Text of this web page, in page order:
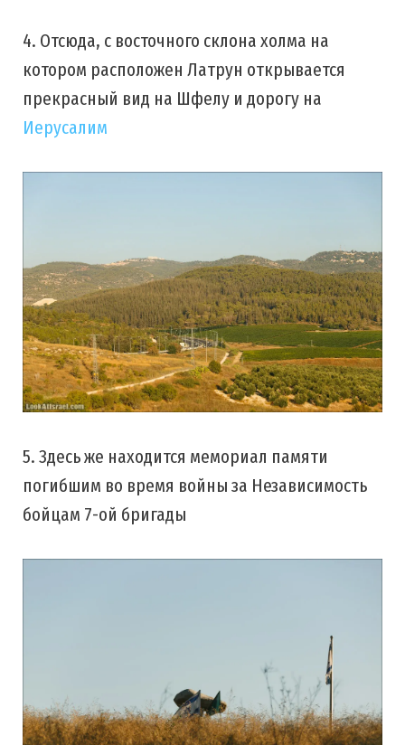
4. Отсюда, с восточного склона холма на
котором расположен Латрун открывается
прекрасный вид на Шфелу и дорогу на
Иерусалим
5. Здесь же находится мемориал памяти
погибшим во время войны за Независимость
бойцам 7-ой бригады